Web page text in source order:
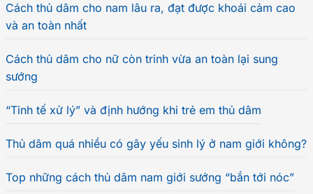
Cách thủ dâm cho nam lâu ra, đạt được khoái cảm cao
và an toàn nhất
Cách thủ dâm cho nữ còn trinh vừa an toàn lại sung
sướng
“Tinh tế xử lý” và định hướng khi trẻ em thủ dâm
Thủ dâm quá nhiều có gây yếu sinh lý ở nam giới không?
Top những cách thủ dâm nam giới sướng “bắn tới nóc”